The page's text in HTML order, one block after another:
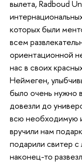
вылета, Radboud
которых были
всем
ориентационной
нас в своих
Неймеген,
было очень нужно
довезли до
всю необходимую
вручили нам
подарили свитер
наконец-то